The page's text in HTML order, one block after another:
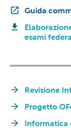
Guida
esami
Revisione
Progetto
Informatica